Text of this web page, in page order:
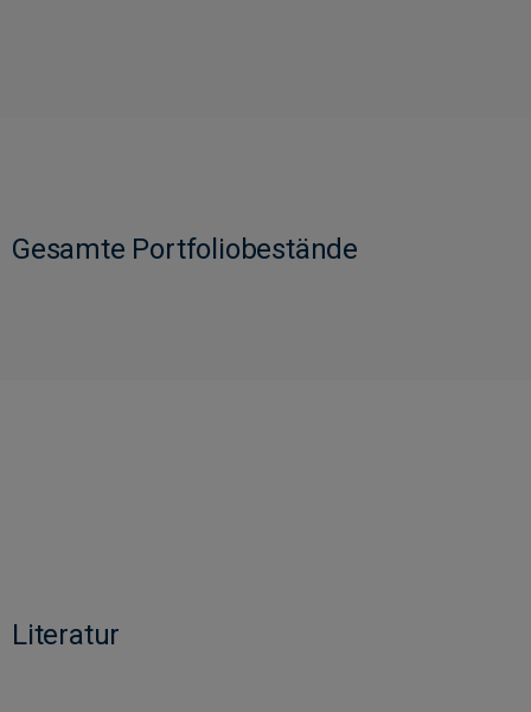
Gesamte Portfoliobestände
Literatur